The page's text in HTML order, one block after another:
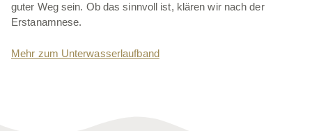
guter Weg sein. Ob das sinnvoll ist, klären wir nach der
Erstanamnese.
Mehr zum Unterwasserlaufband